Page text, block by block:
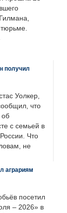
тюрьме.
получил
Уолкер,
что
об
с семьей в
Что
не
аграриям
посетил
– 2026» в